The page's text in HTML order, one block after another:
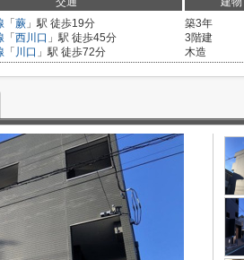
「 蕨 」駅 徒歩19分
「 西川口 」駅 徒歩45分
「 川口 」駅 徒歩72分
築3年
3階建
木造